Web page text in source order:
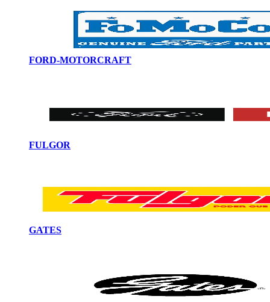
FORD-MOTORCRAFT
FULGOR
GATES